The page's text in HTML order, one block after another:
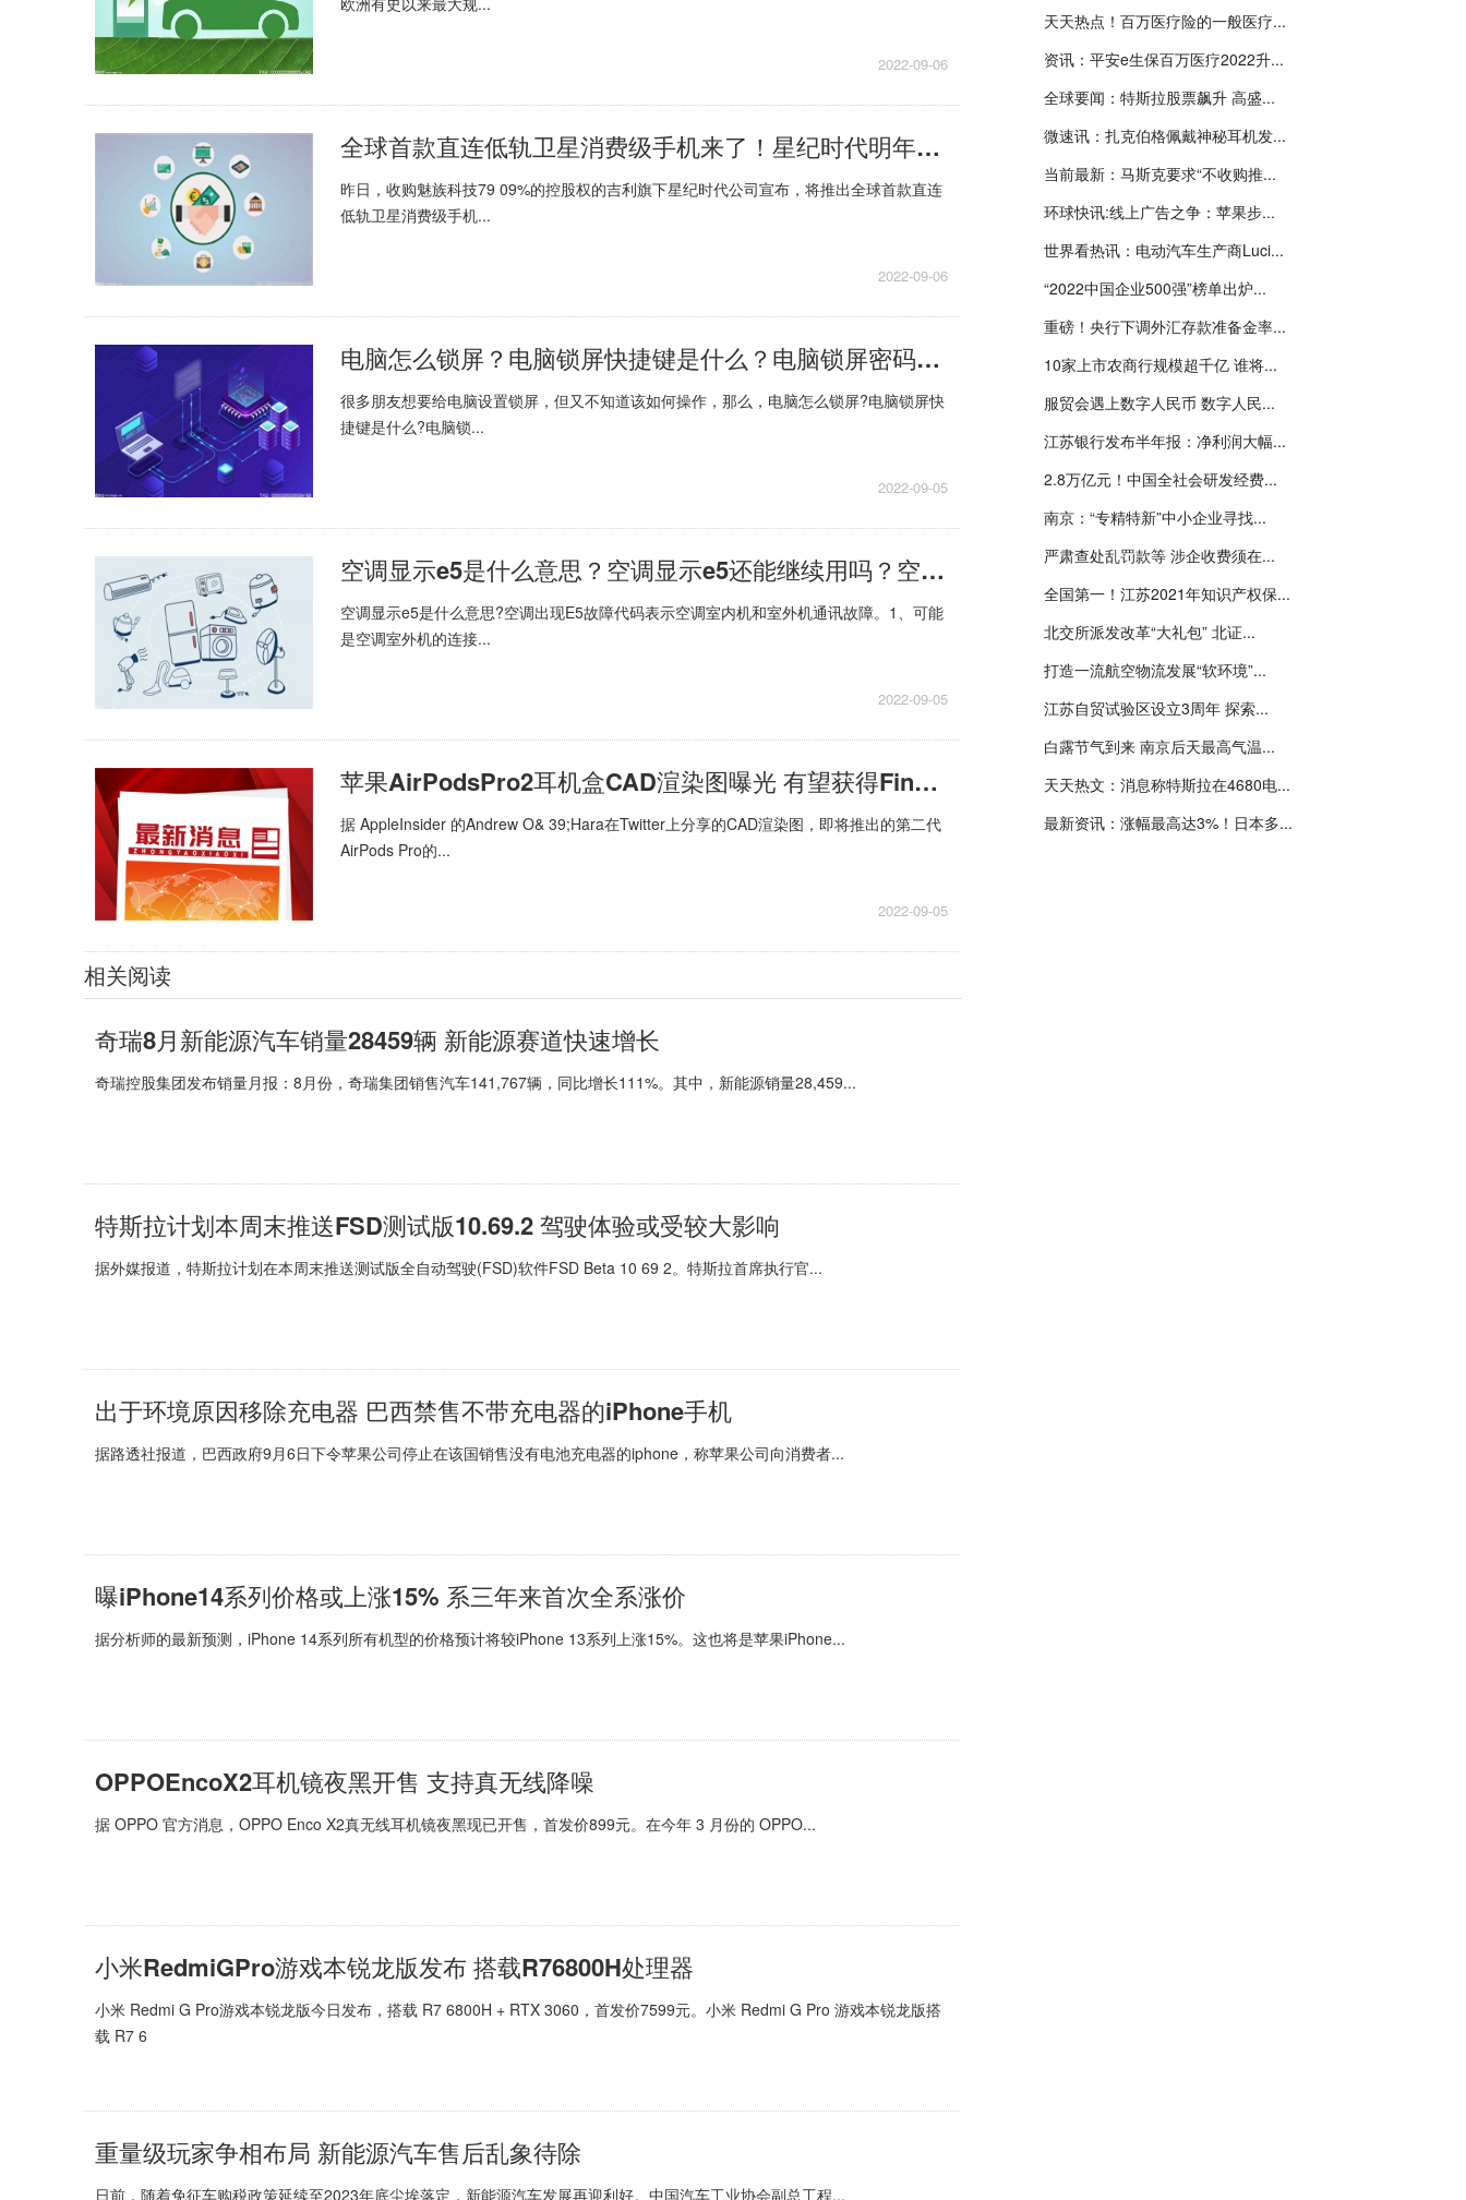
2022-09-06
全球首款直连低轨卫星消费级手机来了！星纪时代明年上市
昨日，收购魅族科技79 09%的控股权的吉利旗下星纪时代公司宣布，将推出全球首款直连
低轨卫星消费级手机...
2022-09-06
电脑怎么锁屏？电脑锁屏快捷键是什么？电脑锁屏密码怎么设置？
很多朋友想要给电脑设置锁屏，但又不知道该如何操作，那么，电脑怎么锁屏?电脑锁屏快
捷键是什么?电脑锁...
2022-09-05
空调显示e5是什么意思？空调显示e5还能继续用吗？空调显示e5解决方法
空调显示e5是什么意思?空调出现E5故障代码表示空调室内机和室外机通讯故障。1、可能
是空调室外机的连接...
2022-09-05
苹果AirPodsPro2耳机盒CAD渲染图曝光 有望获得FindMy支持
据 AppleInsider 的Andrew O& 39;Hara在Twitter上分享的CAD渲染图，即将推出的第二代
AirPods Pro的...
2022-09-05
相关阅读
奇瑞8月新能源汽车销量28459辆 新能源赛道快速增长
奇瑞控股集团发布销量月报：8月份，奇瑞集团销售汽车141,767辆，同比增长111%。其中，新能源销量28,459...
特斯拉计划本周末推送FSD测试版10.69.2 驾驶体验或受较大影响
据外媒报道，特斯拉计划在本周末推送测试版全自动驾驶(FSD)软件FSD Beta 10 69 2。特斯拉首席执行官...
出于环境原因移除充电器 巴西禁售不带充电器的iPhone手机
据路透社报道，巴西政府9月6日下令苹果公司停止在该国销售没有电池充电器的iphone，称苹果公司向消费者...
曝iPhone14系列价格或上涨15% 系三年来首次全系涨价
据分析师的最新预测，iPhone 14系列所有机型的价格预计将较iPhone 13系列上涨15%。这也将是苹果iPhone...
OPPOEncoX2耳机镜夜黑开售 支持真无线降噪
据 OPPO 官方消息，OPPO Enco X2真无线耳机镜夜黑现已开售，首发价899元。在今年 3 月份的 OPPO...
小米RedmiGPro游戏本锐龙版发布 搭载R76800H处理器
小米 Redmi G Pro游戏本锐龙版今日发布，搭载 R7 6800H + RTX 3060，首发价7599元。小米 Redmi G Pro 游戏本锐龙版搭
载 R7 6
重量级玩家争相布局 新能源汽车售后乱象待除
日前，随着免征车购税政策延续至2023年底尘埃落定，新能源汽车发展再迎利好。中国汽车工业协会副总工程...
天天热点！百万医疗险的一般医疗...
资讯：平安e生保百万医疗2022升...
全球要闻：特斯拉股票飙升 高盛...
微速讯：扎克伯格佩戴神秘耳机发...
当前最新：马斯克要求“不收购推...
环球快讯:线上广告之争：苹果步...
世界看热讯：电动汽车生产商Luci...
“2022中国企业500强”榜单出炉...
重磅！央行下调外汇存款准备金率...
10家上市农商行规模超千亿 谁将...
服贸会遇上数字人民币 数字人民...
江苏银行发布半年报：净利润大幅...
2.8万亿元！中国全社会研发经费...
南京：“专精特新”中小企业寻找...
严肃查处乱罚款等 涉企收费须在...
全国第一！江苏2021年知识产权保...
北交所派发改革“大礼包” 北证...
打造一流航空物流发展“软环境”...
江苏自贸试验区设立3周年 探索...
白露节气到来 南京后天最高气温...
天天热文：消息称特斯拉在4680电...
最新资讯：涨幅最高达3%！日本多...